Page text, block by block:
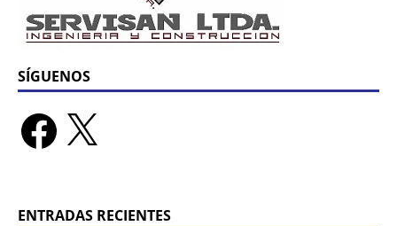
SÍGUENOS
ENTRADAS RECIENTES